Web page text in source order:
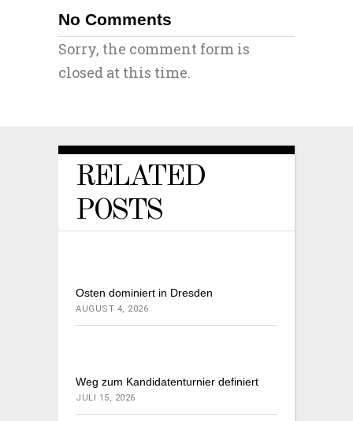
No Comments
Sorry, the comment form is
closed at this time.
RELATED
POSTS
Osten dominiert in Dresden
AUGUST 4, 2026
Weg zum Kandidatenturnier definiert
JULI 15, 2026